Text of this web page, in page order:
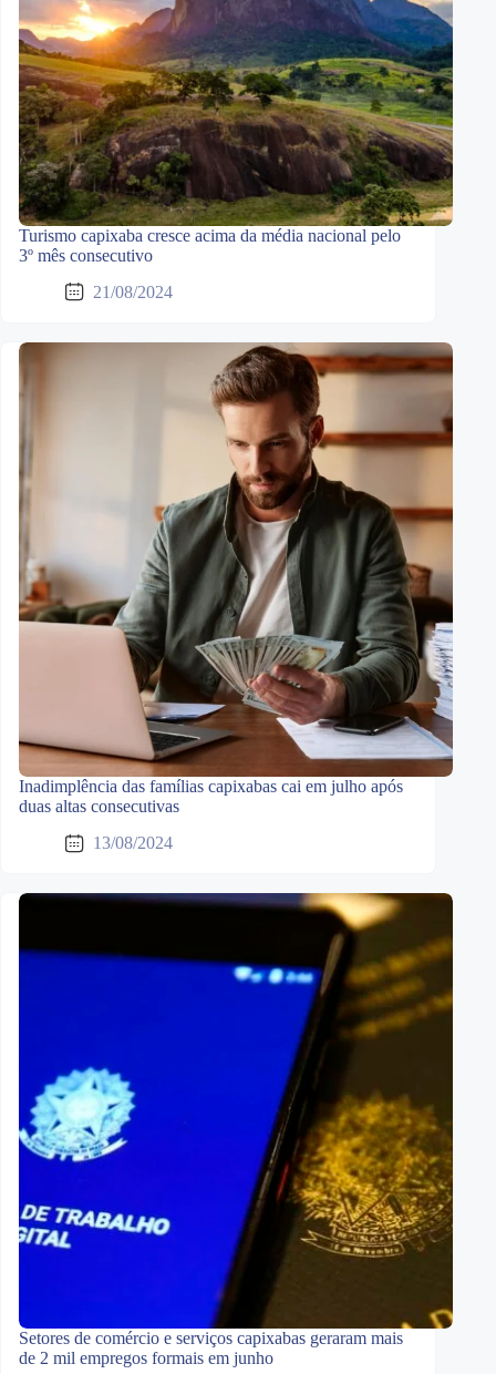
Turismo capixaba cresce acima da média nacional pelo
3º mês consecutivo
21/08/2024
Inadimplência das famílias capixabas cai em julho após
duas altas consecutivas
13/08/2024
Setores de comércio e serviços capixabas geraram mais
de 2 mil empregos formais em junho